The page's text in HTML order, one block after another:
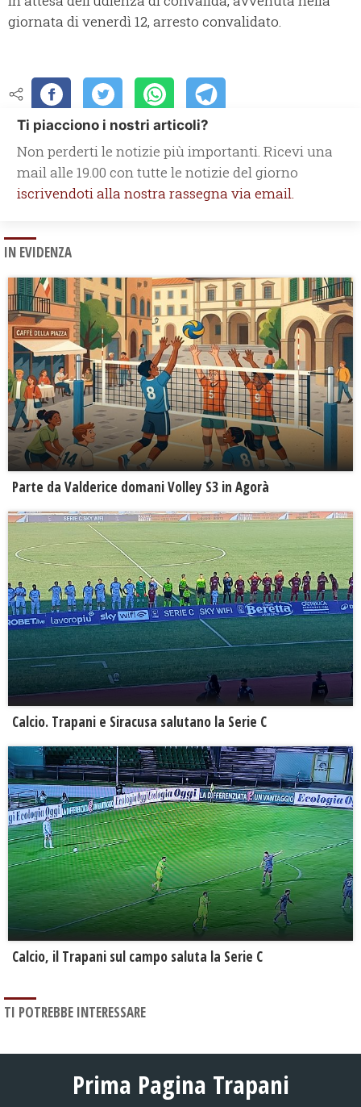
giornata di venerdì 12, arresto convalidato.
Ti piacciono i nostri articoli?
Non perderti le notizie più importanti. Ricevi una
mail alle 19.00 con tutte le notizie del giorno
iscrivendoti alla nostra rassegna via email.
IN EVIDENZA
Parte da Valderice domani Volley S3 in Agorà
Calcio. Trapani e Siracusa salutano la Serie C
Calcio, il Trapani sul campo saluta la Serie C
TI POTREBBE INTERESSARE
Prima Pagina Trapani